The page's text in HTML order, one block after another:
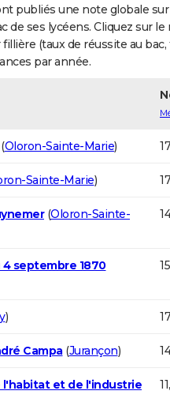
publiés une note globale
de ses lycéens. Cliquez sur
(taux de réussite au
par année.
(Oloron-Sainte-Marie)
Sainte-Marie)
(Oloron-Sainte-
septembre 1870
)
Campa(Jurançon)
l'habitat et de l'industrie